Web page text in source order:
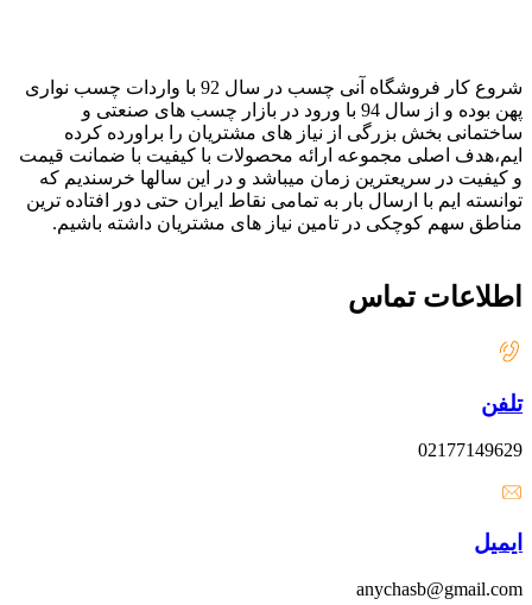
شروع کار فروشگاه آنی چسب در سال 92 با واردات چسب نواری
پهن بوده و از سال 94 با ورود در بازار چسب های صنعتی و
ساختمانی بخش بزرگی از نیاز های مشتریان را براورده کرده
ایم،هدف اصلی مجموعه ارائه محصولات با کیفیت با ضمانت قیمت
و کیفیت در سریعترین زمان میباشد و در این سالها خرسندیم که
توانسته ایم با ارسال بار به تمامی نقاط ایران حتی دور افتاده ترین
مناطق سهم کوچکی در تامین نیاز های مشتریان داشته باشیم.
اطلاعات تماس
تلفن
02177149629
ایمیل
anychasb@gmail.com